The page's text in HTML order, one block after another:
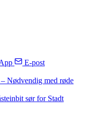
E-post
Nødvendig med røde
sør for Stadt